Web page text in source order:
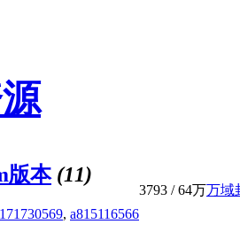
版本(11)
171730569, a815116566
3793 /64万万域